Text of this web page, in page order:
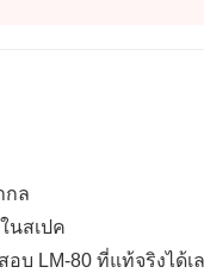
กล
นสเปค
บ LM-80 ที่แท้จริงได้เ